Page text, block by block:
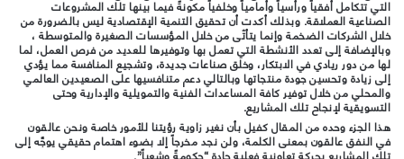
التي تتكامل أفقياً ورأسياً وأمامياً وخلفياً مكونةً فيما بينها تلك المشروعات
الصناعية العملاقة. وبذلك أكدت أن تحقيق التنمية الإقتصادية ليس بالضرورة من
خلال الشركات الضخمة وإنما يتأتّى من خلال المؤسسات الصغيرة والمتوسطة ،
وبالإضافة إلى تعدد الأنشطة التي تعمل بها وتوفيرها للعديد من فرص العمل، لما
لها من دور ريادي في الابتكار، وخلق صناعات جديدة، وتشجيع المنافسة مما يؤدي
إلى زيادة وتحسين جودة منتجاتها وبالتالي دعم متنافسيها على الصعيدين العالمي
والمحلي من خلال توفير كافة المساعدات الفنية والتمويلية والإدارية وحتى
التسويقية لإنجاح تلك المشاريع.
هذا الجزء وحده من المقال كفيل بأن نغير زاوية رؤيتنا للأمور خاصة ونحن عالقون
في النفق عالقون بمعنى الكلمة، ولن نجد مخرجاً إلا بضوء اهتمام حقيقي يوجَّه إلى